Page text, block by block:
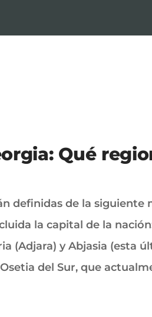
Qué
definidas de la siguiente
la capital de la
(Adjara) y Abjasia (esta
del Sur, que